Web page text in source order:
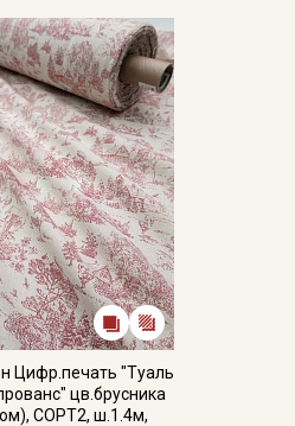
стиле отличным
на нашем сайте в
дальнейших стирок,
важно не
вашего монитора и
Цифр.печать "Туаль
цв.брусника
СОРТ2, ш.1.4м,